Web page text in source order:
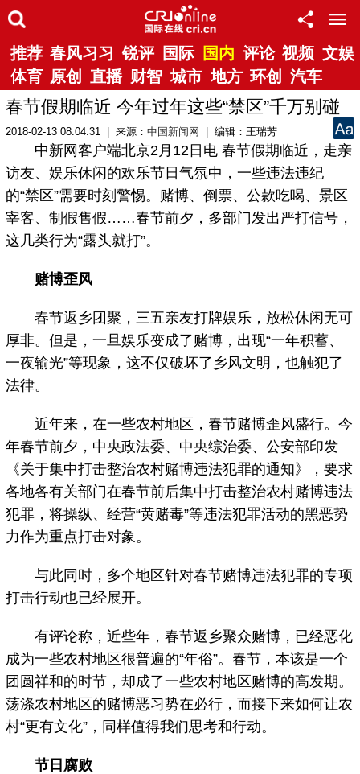
推荐 春风习习 锐评 国际 国内 评论 视频 文娱
体育 原创 直播 财智 城市 地方 环创 汽车
春节假期临近 今年过年这些“禁区”千万别碰
2018-02-13 08:04:31 | 来源：中国新闻网 | 编辑：王瑞芳
中新网客户端北京2月12日电 春节假期临近，走亲
访友、娱乐休闲的欢乐节日气氛中，一些违法违纪
的“禁区”需要时刻警惕。赌博、倒票、公款吃喝、景区
宰客、制假售假……春节前夕，多部门发出严打信号，
这几类行为“露头就打”。
赌博歪风
春节返乡团聚，三五亲友打牌娱乐，放松休闲无可
厚非。但是，一旦娱乐变成了赌博，出现“一年积蓄、
一夜输光”等现象，这不仅破坏了乡风文明，也触犯了
法律。
近年来，在一些农村地区，春节赌博歪风盛行。今
年春节前夕，中央政法委、中央综治委、公安部印发
《关于集中打击整治农村赌博违法犯罪的通知》，要求
各地各有关部门在春节前后集中打击整治农村赌博违法
犯罪，将操纵、经营“黄赌毒”等违法犯罪活动的黑恶势
力作为重点打击对象。
与此同时，多个地区针对春节赌博违法犯罪的专项
打击行动也已经展开。
有评论称，近些年，春节返乡聚众赌博，已经恶化
成为一些农村地区很普遍的“年俗”。春节，本该是一个
团圆祥和的时节，却成了一些农村地区赌博的高发期。
荡涤农村地区的赌博恶习势在必行，而接下来如何让农
村“更有文化”，同样值得我们思考和行动。
节日腐败